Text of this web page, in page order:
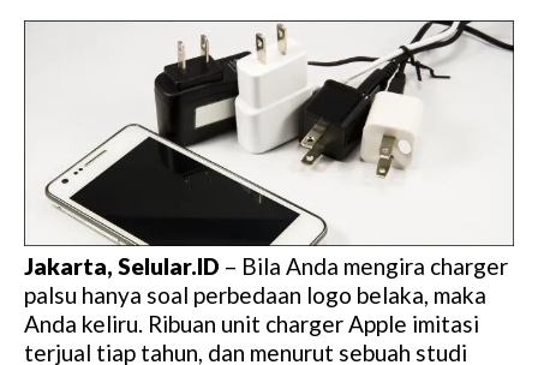
Jakarta, Selular.ID – Bila Anda mengira charger
palsu hanya soal perbedaan logo belaka, maka
Anda keliru. Ribuan unit charger Apple imitasi
terjual tiap tahun, dan menurut sebuah studi